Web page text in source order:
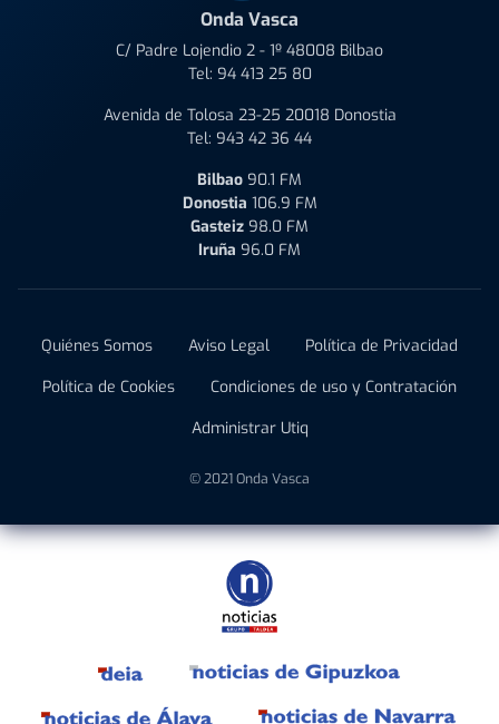
Onda Vasca
C/ Padre Lojendio 2 - 1º 48008 Bilbao
Tel: 94 413 25 80
Avenida de Tolosa 23-25 20018 Donostia
Tel: 943 42 36 44
Bilbao 90.1 FM
Donostia 106.9 FM
Gasteiz 98.0 FM
Iruña 96.0 FM
Quiénes Somos Aviso Legal
Política de Privacidad
Política de Cookies
Condiciones de uso y Contratación
Administrar Utiq
© 2021 Onda Vasca